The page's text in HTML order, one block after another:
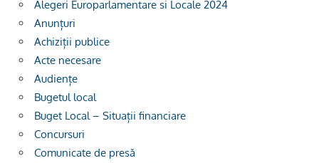
Alegeri Europarlamentare si Locale 2024
Anunțuri
Achiziții publice
Acte necesare
Audiențe
Bugetul local
Buget Local – Situații financiare
Concursuri
Comunicate de presă